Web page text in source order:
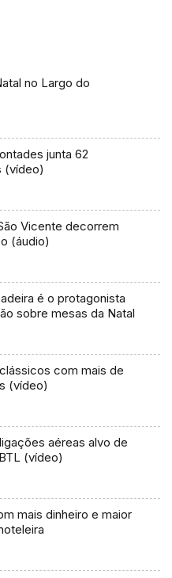
no Largo do
junta 62
(vídeo)
Vicente decorrem
(áudio)
é o protagonista
sobre mesas da Natal
com mais de
(vídeo)
aéreas alvo de
(vídeo)
mais dinheiro e maior